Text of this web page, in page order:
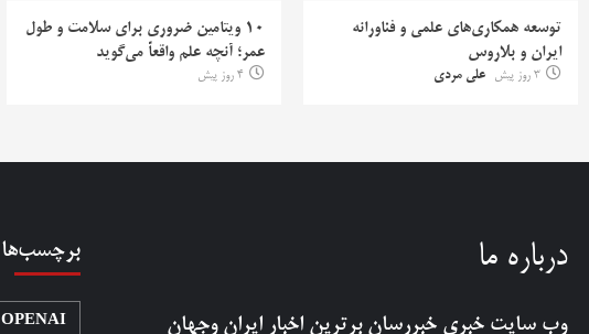
توسعه همکاری‌های علمی و فناورانه
ایران و بلاروس
3 روز پیش علی مردی
۱۰ ویتامین ضروری برای سلامت و طول
عمر؛ آنچه علم واقعاً می‌گوید
4 روز پیش
درباره ما
وب سایت خبری خبررسان برترین اخبار ایران وجهان
برچسب‌ها
OPENAI